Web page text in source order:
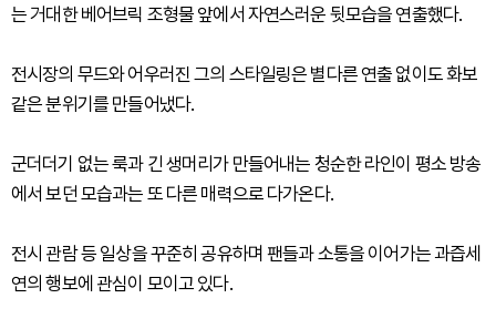
는 거대한 베어브릭 조형물 앞에서 자연스러운 뒷모습을 연출했다.
전시장의 무드와 어우러진 그의 스타일링은 별다른 연출 없이도 화보
같은 분위기를 만들어냈다.
군더더기 없는 룩과 긴 생머리가 만들어내는 청순한 라인이 평소 방송
에서 보던 모습과는 또 다른 매력으로 다가온다.
전시 관람 등 일상을 꾸준히 공유하며 팬들과 소통을 이어가는 과즙세
연의 행보에 관심이 모이고 있다.